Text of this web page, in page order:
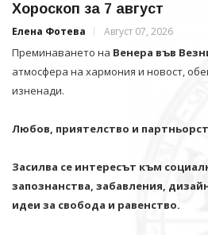
Хороскоп за 7 август
Елена Фотева Август 07, 2026
Преминаването на Венера във
атмосфера на хармония и новост,
изненади.
Любов, приятелство и
Засилва се интересът към
запознанства, забавления,
идеи за свобода и равенство.